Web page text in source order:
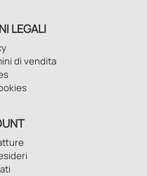
LEGALI
di vendita